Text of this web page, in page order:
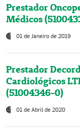
Prestador
Médicos
01 de Janeiro de 2019
Prestador
Cardiológicos
(51004346-0)
01 de Abril de 2020